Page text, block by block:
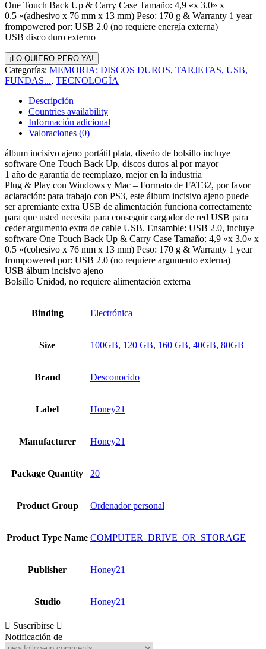
One Touch Back Up & Carry Case Tamaño: 4,9 «x 3.0» x
0.5 «(adhesivo x 76 mm x 13 mm) Peso: 170 g & Warranty 1 year
frompowered por: USB 2.0 (no requiere energía externa)
USB disco duro externo
¡LO QUIERO PERO YA!
Categorías: MEMORIA: DISCOS DUROS, TARJETAS, USB,
FUNDAS..., TECNOLOGÍA
Descripción
Countries availability
Información adicional
Valoraciones (0)
álbum incisivo ajeno portátil plata, diseño de bolsillo incluye
software One Touch Back Up, discos duros al por mayor
1 año de garantía de reemplazo, mejor en la industria
Plug & Play con Windows y Mac – Formato de FAT32, por favor
aclaración: para trabajo con PS3, este álbum incisivo ajeno puede
ser apremiante extra USB de alimentación funciona correctamente
para que usted necesita para conseguir cargador de red USB para
ceder argumento extra de cable USB. Ensamble: USB 2.0, incluye
software One Touch Back Up & Carry Case Tamaño: 4,9 «x 3.0» x
0.5 «(cohesivo x 76 mm x 13 mm) Peso: 170 g & Warranty 1 year
frompowered por: USB 2.0 (no requiere argumento externa)
USB álbum incisivo ajeno
Bolsillo Unidad, no requiere alimentación externa
Binding Electrónica
Size 100GB, 120 GB, 160 GB, 40GB, 80GB
Brand Desconocido
Label Honey21
Manufacturer Honey21
Package Quantity 20
Product Group Ordenador personal
Product Type Name COMPUTER_DRIVE_OR_STORAGE
Publisher Honey21
Studio Honey21
Suscribirse
Notificación de